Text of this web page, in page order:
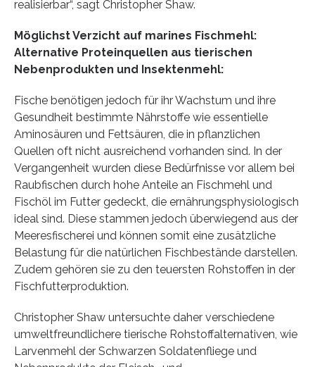
realisierbar“, sagt Christopher Shaw.
Möglichst Verzicht auf marines Fischmehl:
Alternative Proteinquellen aus tierischen
Nebenprodukten und Insektenmehl:
Fische benötigen jedoch für ihr Wachstum und ihre
Gesundheit bestimmte Nährstoffe wie essentielle
Aminosäuren und Fettsäuren, die in pflanzlichen
Quellen oft nicht ausreichend vorhanden sind. In der
Vergangenheit wurden diese Bedürfnisse vor allem bei
Raubfischen durch hohe Anteile an Fischmehl und
Fischöl im Futter gedeckt, die ernährungsphysiologisch
ideal sind. Diese stammen jedoch überwiegend aus der
Meeresfischerei und können somit eine zusätzliche
Belastung für die natürlichen Fischbestände darstellen.
Zudem gehören sie zu den teuersten Rohstoffen in der
Fischfutterproduktion.
Christopher Shaw untersuchte daher verschiedene
umweltfreundlichere tierische Rohstoffalternativen, wie
Larvenmehl der Schwarzen Soldatenfliege und